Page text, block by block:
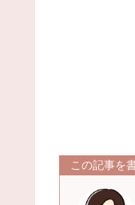
この記事を